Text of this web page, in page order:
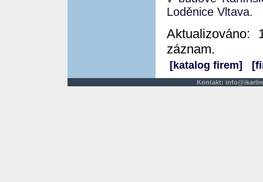
Loděnice Vltava.
Aktualizováno:
záznam.
[katalog firem]
Kontakt: